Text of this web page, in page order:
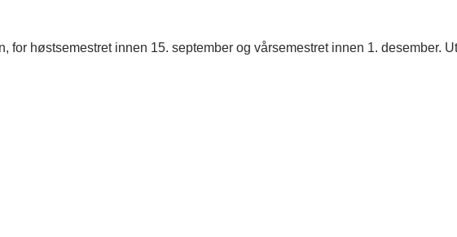
høstsemestret innen 15. september og vårsemestret innen 1. desember.